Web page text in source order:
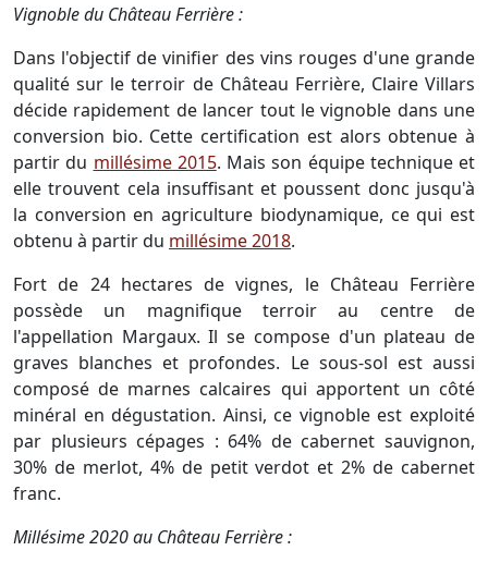
Vignoble du Château Ferrière :
Dans l'objectif de vinifier des vins rouges d'une grande
qualité sur le terroir de Château Ferrière, Claire Villars
décide rapidement de lancer tout le vignoble dans une
conversion bio. Cette certification est alors obtenue à
partir du millésime 2015. Mais son équipe technique et
elle trouvent cela insuffisant et poussent donc jusqu'à
la conversion en agriculture biodynamique, ce qui est
obtenu à partir du millésime 2018.
Fort de 24 hectares de vignes, le Château Ferrière
possède un magnifique terroir au centre de
l'appellation Margaux. Il se compose d'un plateau de
graves blanches et profondes. Le sous-sol est aussi
composé de marnes calcaires qui apportent un côté
minéral en dégustation. Ainsi, ce vignoble est exploité
par plusieurs cépages : 64% de cabernet sauvignon,
30% de merlot, 4% de petit verdot et 2% de cabernet
franc.
Millésime 2020 au Château Ferrière :